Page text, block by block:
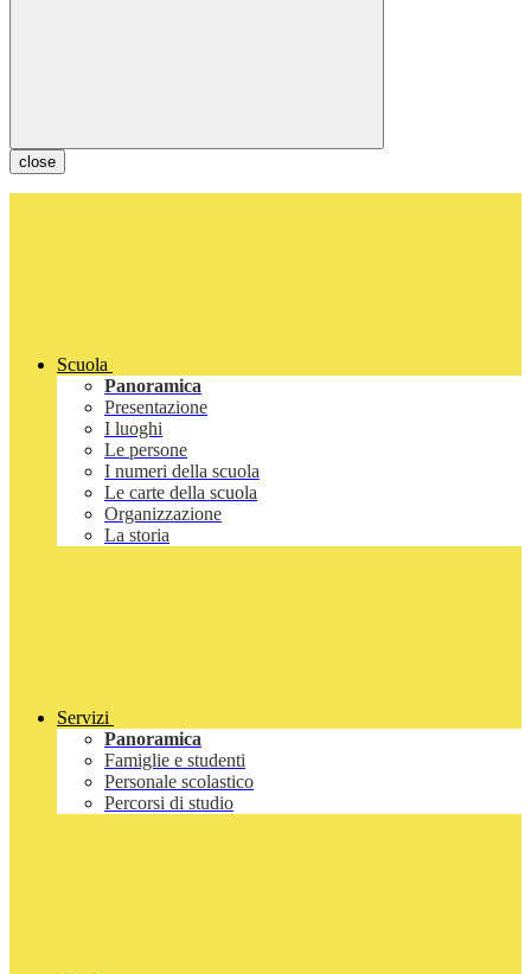
close
Scuola
Panoramica
Presentazione
I luoghi
Le persone
I numeri della scuola
Le carte della scuola
Organizzazione
La storia
Servizi
Panoramica
Famiglie e studenti
Personale scolastico
Percorsi di studio